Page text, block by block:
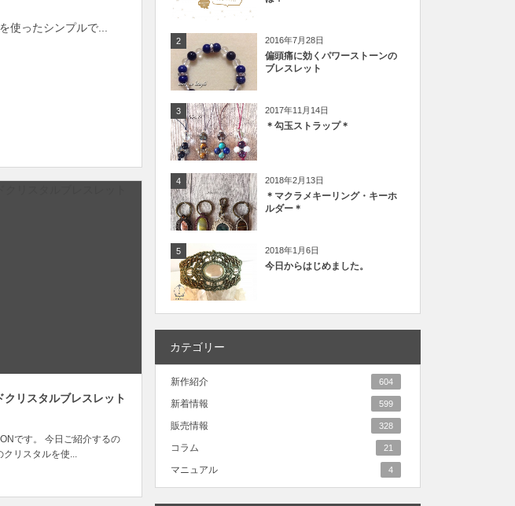
使ったシンプルで...
リスタルブレスレット
です。 今日ご紹介するの
クリスタルを使...
2 2016年7月28日
偏頭痛に効くパワーストーンの
ブレスレット
3 2017年11月14日
＊勾玉ストラップ＊
4 2018年2月13日
＊マクラメキーリング・キーホ
ルダー＊
5 2018年1月6日
今日からはじめました。
カテゴリー
新作紹介 604
新着情報 599
販売情報 328
コラム 21
マニュアル 4